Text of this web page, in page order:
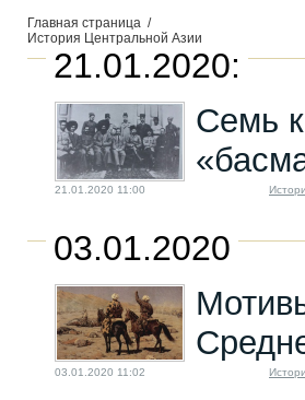
Главная страница /
История Центральной Азии
21.01.2020:
Семь
21.01.2020 11:00
03.01.2020
03.01.2020 11:02